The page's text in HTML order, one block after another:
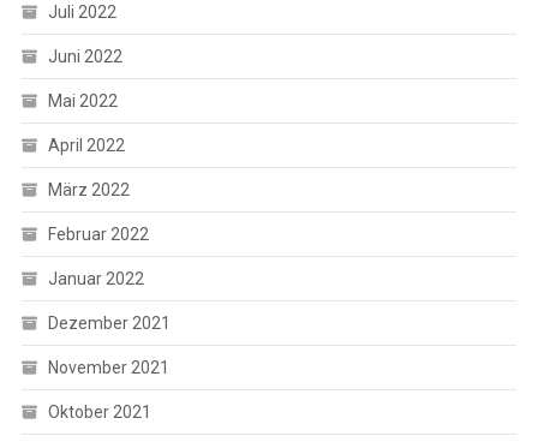
Juli 2022
Juni 2022
Mai 2022
April 2022
März 2022
Februar 2022
Januar 2022
Dezember 2021
November 2021
Oktober 2021